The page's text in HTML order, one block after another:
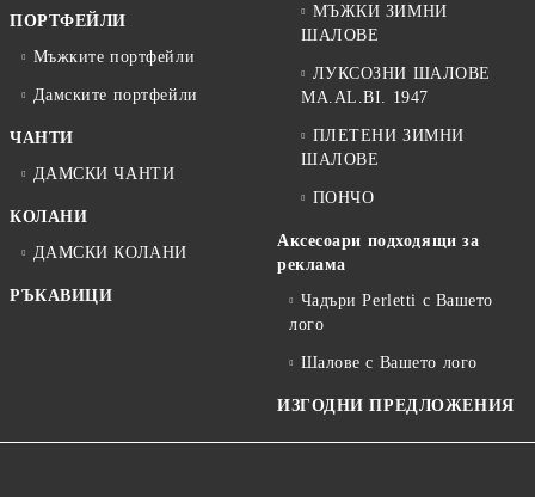
ПОРТФЕЙЛИ
Мъжките портфейли
Дамските портфейли
ЧАНТИ
ДАМСКИ ЧАНТИ
КОЛАНИ
ДАМСКИ КОЛАНИ
РЪКАВИЦИ
МЪЖКИ ЗИМНИ
ШАЛОВЕ
ЛУКСОЗНИ ШАЛОВЕ
MA.AL.BI. 1947
ПЛЕТЕНИ ЗИМНИ
ШАЛОВЕ
ПОНЧО
Аксесоари подходящи за
реклама
Чадъри Perletti с Вашето
лого
Шалове с Вашето лого
ИЗГОДНИ ПРЕДЛОЖЕНИЯ